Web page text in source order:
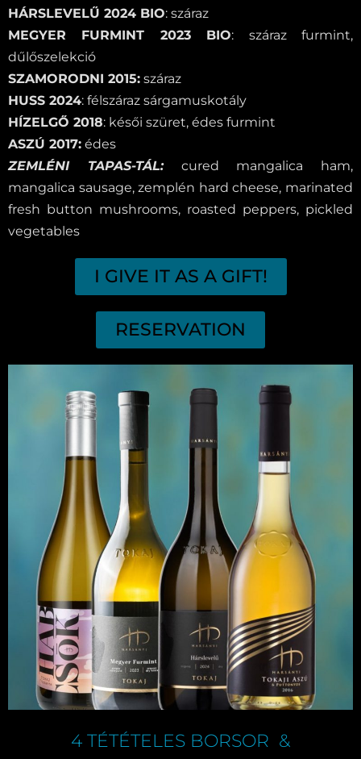
HÁRSLEVELŰ 2024 BIO: száraz
MEGYER FURMINT 2023 BIO: száraz furmint,
dűlőszelekció
SZAMORODNI 2015: száraz
HUSS 2024: félszáraz sárgamuskotály
HÍZELGŐ 2018: késői szüret, édes furmint
ASZÚ 2017: édes
ZEMLÉNI TAPAS-TÁL:cured mangalica ham,
mangalica sausage, zemplén hard cheese, marinated
fresh button mushrooms, roasted peppers, pickled
vegetables
I GIVE IT AS A GIFT!
RESERVATION
4 TÉTÉTELES BORSOR &